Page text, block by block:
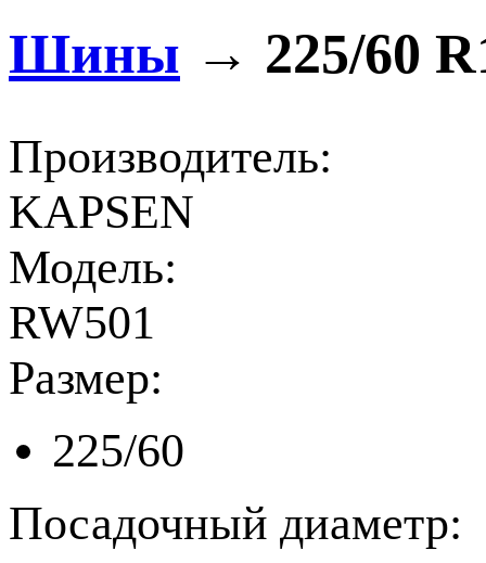
Шины → 225/60
Производитель:
KAPSEN
Модель:
RW501
Размер:
225/60
Посадочный диаметр: